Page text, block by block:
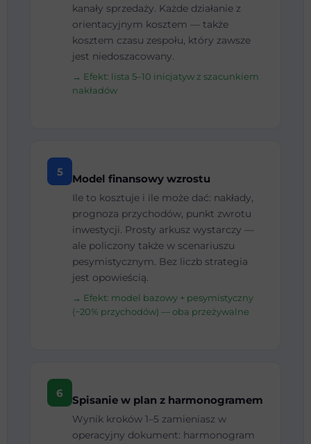
kanały sprzedaży. Każde działanie z
orientacyjnym kosztem — także
kosztem czasu zespołu, który zawsze
jest niedoszacowany.
→ Efekt: lista 5–10 inicjatyw z szacunkiem
nakładów
5
Model finansowy wzrostu
Ile to kosztuje i ile może dać: nakłady,
prognoza przychodów, punkt zwrotu
inwestycji. Prosty arkusz wystarczy —
ale policzony także w scenariuszu
pesymistycznym. Bez liczb strategia
jest opowieścią.
→ Efekt: model bazowy + pesymistyczny
(−20% przychodów) — oba przeżywalne
6
Spisanie w plan z harmonogramem
Wynik kroków 1–5 zamieniasz w
operacyjny dokument: harmonogram